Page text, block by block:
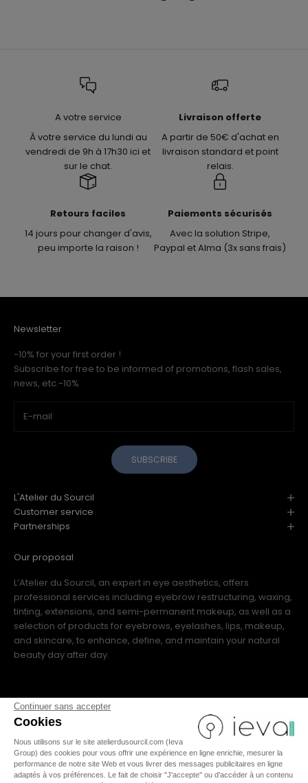
Continuer sans accepter
Cookies
Nous utilisons sur le site atelierdusourcil.com (Ieva
Group) des cookies pour vous offrir une expérience en ligne enrichie, mesurer la
performance de notre site Web et vous livrer des messages publicitaires en ligne
adaptés à vos préférences. Le fait de choisir "J'accepte" ou d'accéder à un contenu
A votre service
À votre service du lundi au
vendredi de 9h à 17h30 ici et
sur le chat.
Livraison offerte
A partir de 50€ d'achat en
livraison standard et point
relais.
Retours faciles
14 jours pour changer d'avis,
peu importe la raison !
Paiements sécurisés
Avec la solution Stripe,
Paypal et Alma (3x sans frais)
Newsletter
-10% for your first order !
Subscribe for free to be informed of promotions, flash sales,
news, etc.-10%
SUBSCRIBE
L'Atelier du Sourcil
Customer service
Partnerships
Our proposal
L’Atelier du Sourcil, an expert in eye aesthetics, offers
professional services including eyebrow restructuring, waxing,
tinting, extensions, and semi-permanent makeup, as well as a
selection of products for eyebrows, eyelashes, lips, makeup,
and skincare, to enhance, define, and maintain your natural
beauty day after day.
FR|IT|US|ES|EN